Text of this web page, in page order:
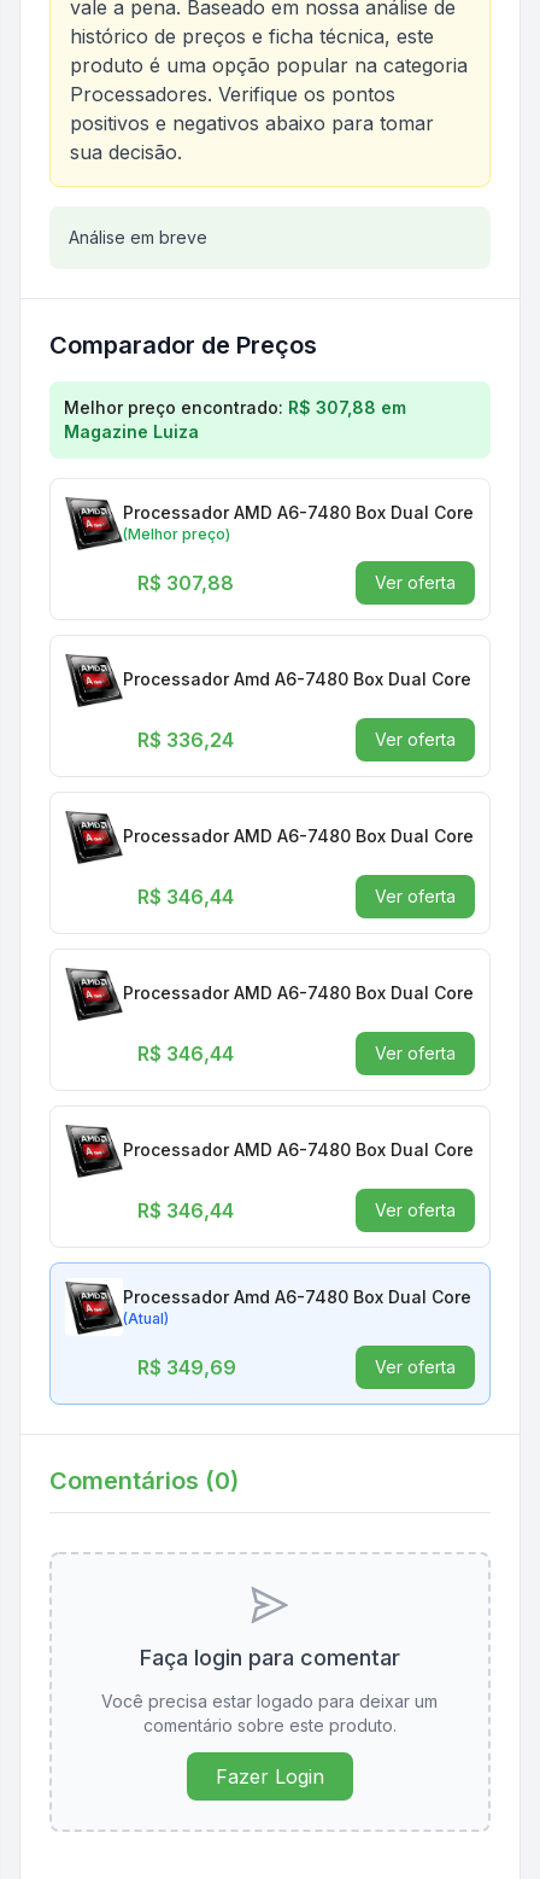
vale a pena. Baseado em nossa análise de
histórico de preços e ficha técnica, este
produto é uma opção popular na categoria
Processadores. Verifique os pontos
positivos e negativos abaixo para tomar
sua decisão.
Análise do produto
Análise em breve
Comparador de Preços
Comparação de preços para Processador Amd
Melhor preço encontrado: R$ 307,88 em
Magazine Luiza
Processador AMD A6-7480 Box Dual Core 3.8Ghz
(Melhor preço)
R$ 307,88 Ver oferta
Processador Amd A6-7480 Box Dual Core
R$ 336,24 Ver oferta
Processador AMD A6-7480 Box Dual Core 3.8Ghz
R$ 346,44 Ver oferta
Processador AMD A6-7480 Box Dual Core 3.8Ghz
R$ 346,44 Ver oferta
Processador AMD A6-7480 Box Dual Core 3.8Ghz
R$ 346,44 Ver oferta
Processador Amd A6-7480 Box Dual Core
(Atual)
R$ 349,69 Ver oferta
Comentários (0)
Faça login para comentar
Você precisa estar logado para deixar um
comentário sobre este produto.
Fazer Login